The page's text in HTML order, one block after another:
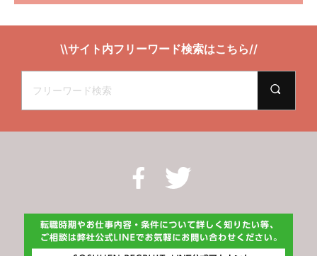
\\サイト内フリーワード検索はこちら//